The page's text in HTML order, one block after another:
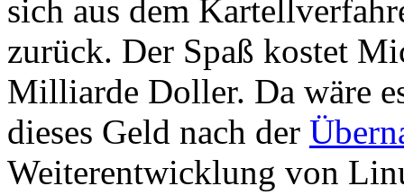
sich aus dem
zurück. Der Spaß kostet
Milliarde Doller. Da wäre
dieses Geld nach der
Weiterentwicklung von